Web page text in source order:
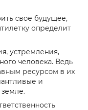
свое будущее,
определит
устремления,
человека. Ведь
ресурсом в их
и